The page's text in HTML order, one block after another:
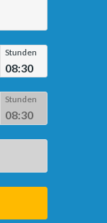
Stunden
08:30
Stunden
08:30